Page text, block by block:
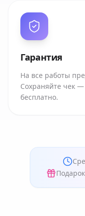
Гарантия
На все работы
Сохраняйте чек
бесплатно.